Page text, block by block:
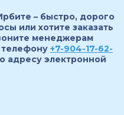
– быстро, дорого
или хотите заказать
менеджерам
телефону +7-904-17-62-
адресу электронной